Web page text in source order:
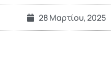
28 Μαρτίου, 2025